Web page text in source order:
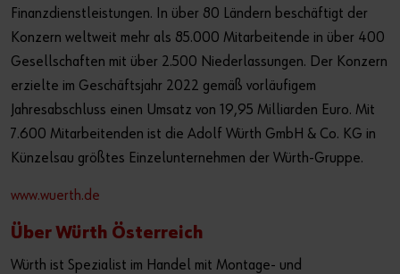
Finanzdienstleistungen. In über 80 Ländern beschäftigt der
Konzern weltweit mehr als 85.000 Mitarbeitende in über 400
Gesellschaften mit über 2.500 Niederlassungen. Der Konzern
erzielte im Geschäftsjahr 2022 gemäß vorläufigem
Jahresabschluss einen Umsatz von 19,95 Milliarden Euro. Mit
7.600 Mitarbeitenden ist die Adolf Würth GmbH & Co. KG in
Künzelsau größtes Einzelunternehmen der Würth-Gruppe.
www.wuerth.de
Über Würth Österreich
Würth ist Spezialist im Handel mit Montage- und